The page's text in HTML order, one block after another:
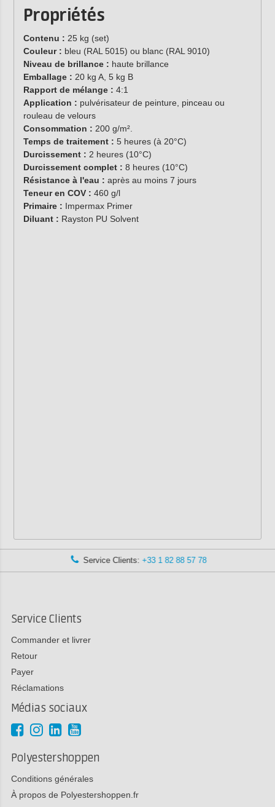
Propriétés
Contenu : 25 kg (set)
Couleur : bleu (RAL 5015) ou blanc (RAL 9010)
Niveau de brillance : haute brillance
Emballage : 20 kg A, 5 kg B
Rapport de mélange : 4:1
Application : pulvérisateur de peinture, pinceau ou
rouleau de velours
Consommation : 200 g/m².
Temps de traitement : 5 heures (à 20°C)
Durcissement : 2 heures (10°C)
Durcissement complet : 8 heures (10°C)
Résistance à l'eau : après au moins 7 jours
Teneur en COV : 460 g/l
Primaire : Impermax Primer
Diluant : Rayston PU Solvent
Service Clients: +33 1 82 88 57 78
Service Clients
Commander et livrer
Retour
Payer
Réclamations
Médias sociaux
Polyestershoppen
Conditions générales
À propos de Polyestershoppen.fr